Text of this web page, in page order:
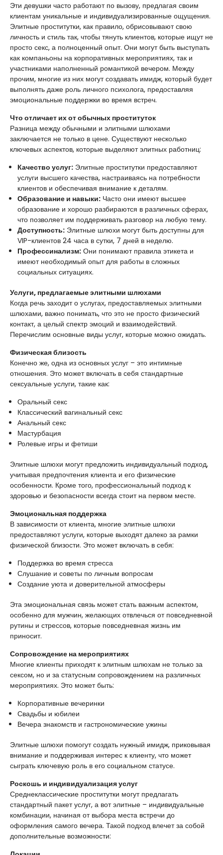
Эти девушки часто работают по вызову, предлагая своим
клиентам уникальные и индивидуализированные ощущения.
Элитные проститутки, как правило, обрисовывают свою
личность и стиль так, чтобы тянуть клиентов, которые ищут не
просто секс, а полноценный опыт. Они могут быть выступать
как компаньоны на корпоративных мероприятиях, так и
участниками наполненный романтикой вечером. Между
прочим, многие из них могут создавать имидж, который будет
выполнять даже роль личного психолога, предоставляя
эмоциональные поддержки во время встреч.
Что отличает их от обычных проституток
Разница между обычными и элитными шлюхами
заключается не только в цене. Существуют несколько
ключевых аспектов, которые выделяют элитных работниц:
Качество услуг: Элитные проститутки предоставляют
услуги высшего качества, настраиваясь на потребности
клиентов и обеспечивая внимание к деталям.
Образование и навыки: Часто они имеют высшее
образование и хорошо разбираются в различных сферах,
что позволяет им поддерживать разговор на любую тему.
Доступность: Элитные шлюхи могут быть доступны для
VIP-клиентов 24 часа в сутки, 7 дней в неделю.
Профессинализм: Они понимают правила этикета и
имеют необходимый опыт для работы в сложных
социальных ситуациях.
Услуги, предлагаемые элитными шлюхами
Когда речь заходит о услугах, предоставляемых элитными
шлюхами, важно понимать, что это не просто физический
контакт, а целый спектр эмоций и взаимодействий.
Перечислим основные виды услуг, которые можно ожидать.
Физическая близость
Конечно же, одна из основных услуг – это интимные
отношения. Это может включать в себя стандартные
сексуальные услуги, такие как:
Оральный секс
Классический вагинальный секс
Анальный секс
Мастурбация
Ролевые игры и фетиши
Элитные шлюхи могут предложить индивидуальный подход,
учитывая предпочтения клиента и его физические
особенности. Кроме того, профессиональный подход к
здоровью и безопасности всегда стоит на первом месте.
Эмоциональная поддержка
В зависимости от клиента, многие элитные шлюхи
предоставляют услуги, которые выходят далеко за рамки
физической близости. Это может включать в себя:
Поддержка во время стресса
Слушание и советы по личным вопросам
Создание уюта и доверительной атмосферы
Эта эмоциональная связь может стать важным аспектом,
особенно для мужчин, желающих отвлечься от повседневной
рутины и стрессов, которые повседневная жизнь им
приносит.
Сопровождение на мероприятиях
Многие клиенты приходят к элитным шлюхам не только за
сексом, но и за статусным сопровождением на различных
мероприятиях. Это может быть:
Корпоративные вечеринки
Свадьбы и юбилеи
Вечера знакомств и гастрономические ужины
Элитные шлюхи помогут создать нужный имидж, приковывая
внимание и поддерживая интерес к клиенту, что может
сыграть ключевую роль в его социальном статусе.
Роскошь и индивидуализация услуг
Среднеклассические проститутки могут предлагать
стандартный пакет услуг, а вот элитные – индивидуальные
комбинации, начиная от выбора места встречи до
оформления самого вечера. Такой подход влечет за собой
дополнительные возможности: